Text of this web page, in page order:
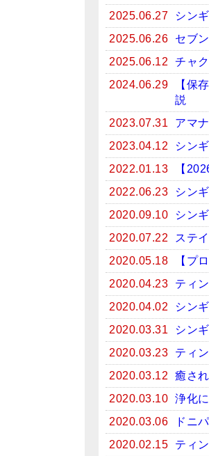
2025.06.27
シン
2025.06.26
セブ
2025.06.12
チャ
2024.06.29
【保
説
2023.07.31
アマ
2023.04.12
シン
2022.01.13
【
2022.06.23
シン
2020.09.10
シン
2020.07.22
ステ
2020.05.18
【プ
2020.04.23
ティ
2020.04.02
シン
2020.03.31
シン
2020.03.23
ティ
2020.03.12
癒さ
2020.03.10 浄化
2020.03.06
ドニ
2020.02.15
ティ